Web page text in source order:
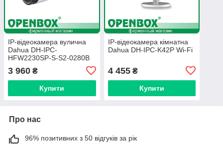
IP-відеокамера вулична
Dahua DH-IPC-
HFW2230SP-S-S2-0280B
3 960 ₴
Купити
IP-відеокамера кімнатна
Dahua DH-IPC-K42P Wi-Fi
4 455₴
Купити
Про нас
96% позитивних з 50 відгуків за рік